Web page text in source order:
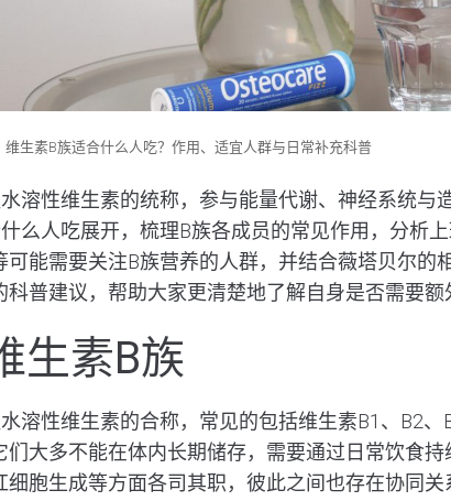
维生素B族适合什么人吃？作用、适宜人群与日常补充科普
溶性维生素的统称，参与能量代谢、神经系统与
么人吃展开，梳理B族各成员的常见作用，分析
可能需要关注B族营养的人群，并结合薇塔贝尔的
普建议，帮助大家更清楚地了解自身是否需要额
生素B族
溶性维生素的合称，常见的包括维生素B1、B2、
们大多不能在体内长期储存，需要通过日常饮食
胞生成等方面各司其职，彼此之间也存在协同关